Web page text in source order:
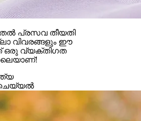
പ്രസവ തീയതി
വിവരങ്ങളും ഈ
ഒരു വ്യക്തിഗത
ചെയ്യൽ